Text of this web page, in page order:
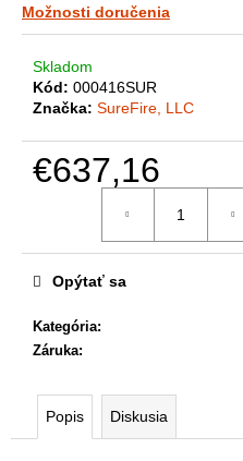
Možnosti doručenia
Skladom
Kód: 000416SUR
Značka: SureFire, LLC
€637,16
Kategória:
Záruka:
Opýtať sa
Popis Diskusia